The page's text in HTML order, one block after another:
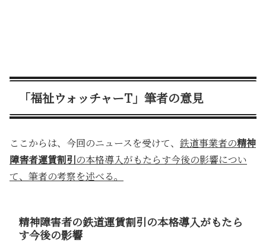
「福祉ウォッチャーT」筆者の意見
ここからは、今回のニュースを受けて、 鉄道事業者の精神
障害者運賃割引の本格導入がもたらす今後の影響につい
て、筆者の考察を述べる。
精神障害者の鉄道運賃割引の本格導入がもたら
す今後の影響